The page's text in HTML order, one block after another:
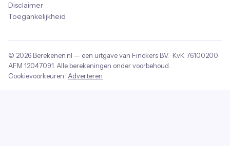
Disclaimer
Toegankelijkheid
© 2026 Berekenen.nl — een uitgave van Finckers B.V. · KvK 76100200 ·
AFM 12047091 . Alle berekeningen onder voorbehoud.
Cookievoorkeuren · Adverteren